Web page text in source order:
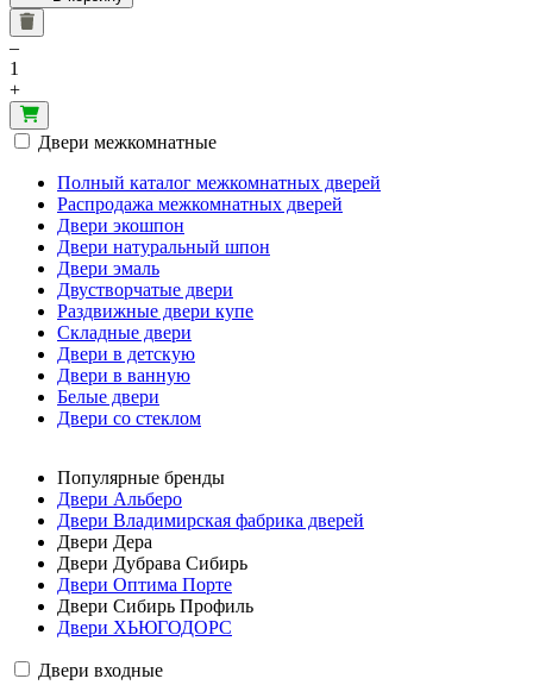
–
1
+
Двери межкомнатные
Полный каталог межкомнатных дверей
Распродажа межкомнатных дверей
Двери экошпон
Двери натуральный шпон
Двери эмаль
Двустворчатые двери
Раздвижные двери купе
Складные двери
Двери в детскую
Двери в ванную
Белые двери
Двери со стеклом
Популярные бренды
Двери Альберо
Двери Владимирская фабрика дверей
Двери Дера
Двери Дубрава Сибирь
Двери Оптима Порте
Двери Сибирь Профиль
Двери ХЬЮГОДОРС
Двери входные